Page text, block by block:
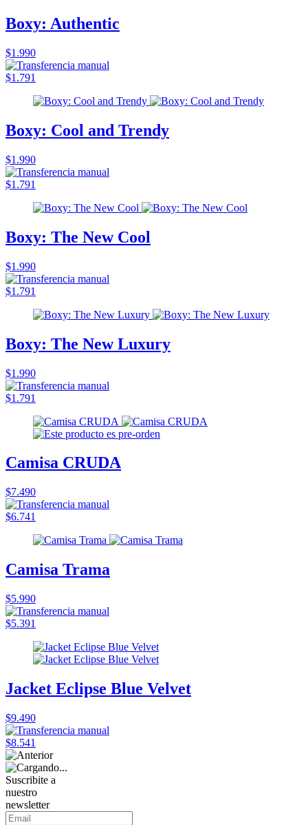
Boxy: Authentic
$1.990
$1.791
Boxy: Cool and Trendy
$1.990
$1.791
Boxy: The New Cool
$1.990
$1.791
Boxy: The New Luxury
$1.990
$1.791
Camisa CRUDA
$7.490
$6.741
Camisa Trama
$5.990
$5.391
Jacket Eclipse Blue Velvet
$9.490
$8.541
Suscribite a
nuestro
newsletter